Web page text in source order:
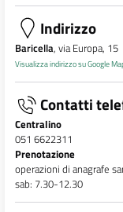
Indirizzo
Baricella, via Europa, 15
Visualizza indirizzo su Google
Contatti
Centralino
051 6622311
Prenotazione
operazioni di anagrafe
sab: 7.30-12.30